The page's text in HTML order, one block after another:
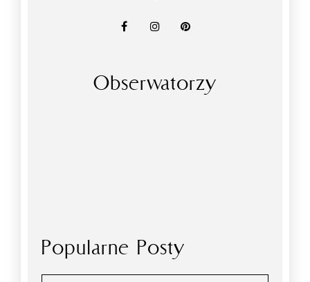
Obserwatorzy
Popularne Posty